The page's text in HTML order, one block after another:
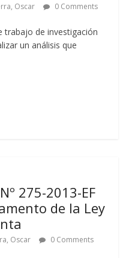
Oscar 0 Comments
trabajo de investigación
un análisis que
275-2013-EF
de la Ley
Oscar 0 Comments